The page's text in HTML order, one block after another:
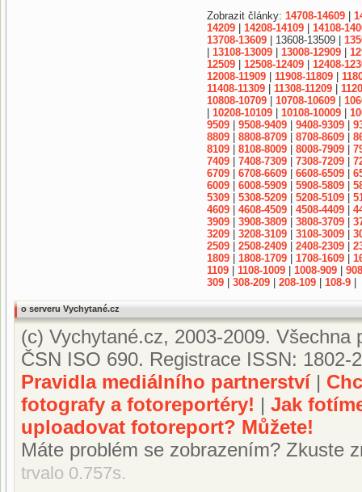
Zobrazit články: 14708-14609
14209
14208-14109
14108-
13708-13609 | 13608-13509 |
13108-13009 13008-12909
12509
12508-12409
12408-
12008-11909
11908-11809
11408-11309
11308-11209
10808-10709
10708-10609
10208-10109 10108-10009
9509
9508-9409 9408-9309
8809
8808-8709 8708-8609
8109
8108-8009 8008-7909
7409
7408-7309 7308-7209
6709
6708-6609 6608-6509
6009
6008-5909 5908-5809
5309
5308-5209 5208-5109
4609
4608-4509 4508-4409
3909
3908-3809 3808-3709
3209
3208-3109 3108-3009
2509
2508-2409 2408-2309
1809
1808-1709 1708-1609
1109
1108-1009 1008-909
309
308-209 208-109 108-9
o serveru Vychytané.cz
(c) Vychytané.cz, 2003-2009.
ČSN ISO 690. Registrace ISSN: 1802-
Pravidla mediálního partnerství|
fotografy a fotoreportéry! | Jak
uploadovat fotoreport? Můžete!
Máte problém se zobrazením? Zkuste
trvalo 0.757s.